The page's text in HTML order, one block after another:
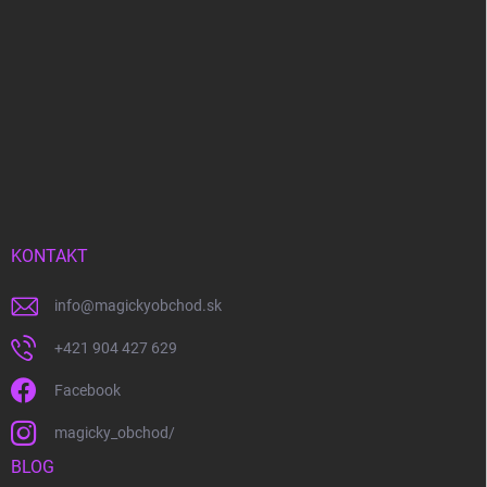
KONTAKT
info@magickyobchod.sk
+421 904 427 629
Facebook
magicky_obchod/
BLOG